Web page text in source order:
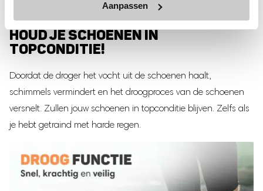
Aanpassen
HOUD JE SCHOENEN IN
TOPCONDITIE!
Doordat de droger het vocht uit de schoenen haalt,
schimmels vermindert en het droogproces van de schoenen
versnelt. Zullen jouw schoenen in topconditie blijven. Zelfs als
je hebt getraind met harde regen.